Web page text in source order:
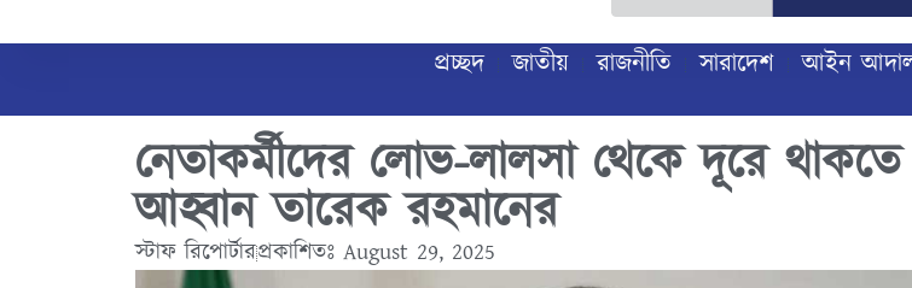
প্রচ্ছদ জাতীয় রাজনীতি সারাদেশ আইন
নেতাকর্মীদের লোভ-লালসা থেকে দূরে থাকতে
আহ্বান তারেক রহমানের
স্টাফ রিপোর্টারপ্রকাশিতঃ August 29, 2025